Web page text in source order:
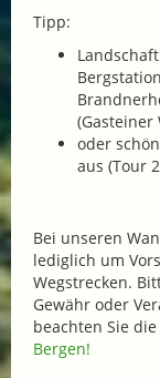
Tipp:
(Gasteiner
oder
aus (Tour
Bei unseren
lediglich um
Wegstrecken.
Gewähr oder
beachten Sie die
Bergen!